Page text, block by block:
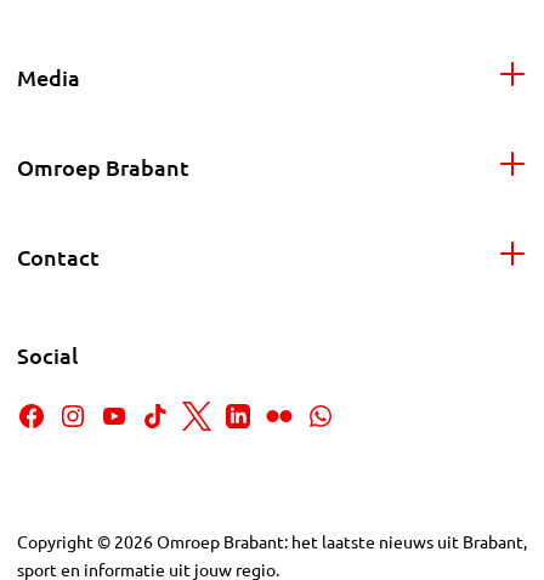
Media
Omroep Brabant
Contact
Social
Copyright © 2026Omroep Brabant: het laatste nieuws uit Brabant,
sport en informatie uit jouw regio.